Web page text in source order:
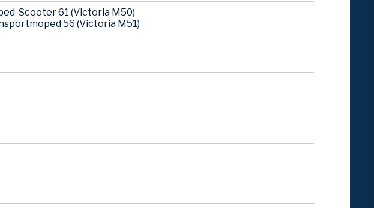
Scooter 61 (Victoria M50)
56 (Victoria M51)